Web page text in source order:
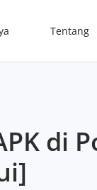
Tentang
di